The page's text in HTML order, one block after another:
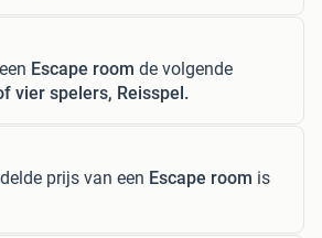
Escape room de volgende
vier spelers, Reisspel.
prijs van een Escape room is